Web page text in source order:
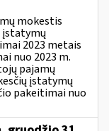
mokestis
įstatymų
2023 metais
nuo 2023 m.
pajamų
įstatymų
pakeitimai nuo